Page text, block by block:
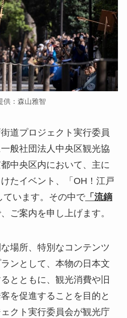
供：森山雅智
道プロジェクト実行委員
般社団法人中央区観光協
中央区内において、主に
たイベント、「OH！江戸
います。その中で「流鏑
ご案内を申し上げます。
場所、特別なコンテンツ
ンとして、本物の日本文
とともに、観光消費や旧
を促進することを目的と
クト実行委員会が観光庁